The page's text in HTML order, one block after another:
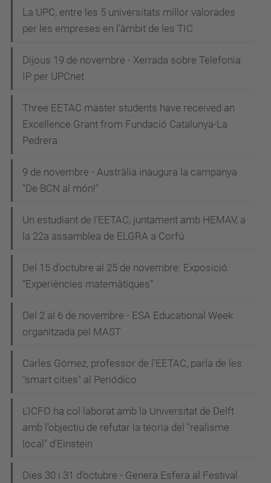
La UPC, entre les 5 universitats millor valorades
per les empreses en l'àmbit de les TIC
Dijous 19 de novembre - Xerrada sobre Telefonia
IP per UPCnet
Three EETAC master students have received an
Excellence Grant from Fundació Catalunya-La
Pedrera
9 de novembre - Austràlia inaugura la campanya
"De BCN al món!"
Un estudiant de l'EETAC, juntament amb HEMAV, a
la 22a assamblea de ELGRA a Corfú
Del 15 d'octubre al 25 de novembre: Exposició
“Experiències matemàtiques”
Del 2 al 6 de novembre - ESA Educational Week
organitzada pel MAST
Carles Gómez, professor de l'EETAC, parla de les
"smart cities" al Periódico
L'ICFO ha col·laborat amb la Universitat de Delft
amb l'objectiu de refutar la teoria del "realisme
local" d'Einstein
Dies 30 i 31 d'octubre - Genera Esfera al Festival